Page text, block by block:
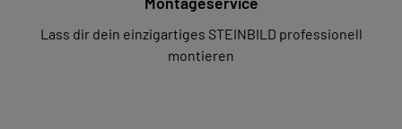
Lass dir dein einzigartiges STEINBILD professionell
montieren